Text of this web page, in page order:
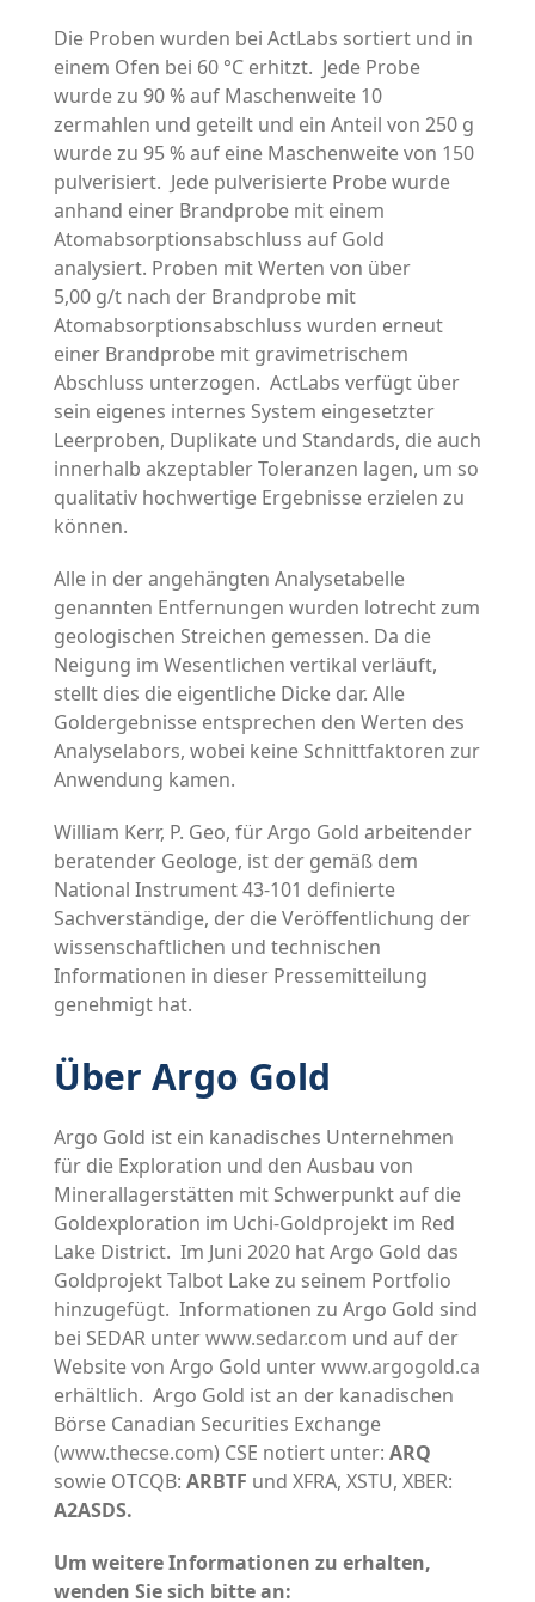
Die Proben wurden bei ActLabs sortiert und in
einem Ofen bei 60 °C erhitzt. Jede Probe
wurde zu 90 % auf Maschenweite 10
zermahlen und geteilt und ein Anteil von 250 g
wurde zu 95 % auf eine Maschenweite von 150
pulverisiert. Jede pulverisierte Probe wurde
anhand einer Brandprobe mit einem
Atomabsorptionsabschluss auf Gold
analysiert. Proben mit Werten von über
5,00 g/t nach der Brandprobe mit
Atomabsorptionsabschluss wurden erneut
einer Brandprobe mit gravimetrischem
Abschluss unterzogen. ActLabs verfügt über
sein eigenes internes System eingesetzter
Leerproben, Duplikate und Standards, die auch
innerhalb akzeptabler Toleranzen lagen, um so
qualitativ hochwertige Ergebnisse erzielen zu
können.
Alle in der angehängten Analysetabelle
genannten Entfernungen wurden lotrecht zum
geologischen Streichen gemessen. Da die
Neigung im Wesentlichen vertikal verläuft,
stellt dies die eigentliche Dicke dar. Alle
Goldergebnisse entsprechen den Werten des
Analyselabors, wobei keine Schnittfaktoren zur
Anwendung kamen.
William Kerr, P. Geo, für Argo Gold arbeitender
beratender Geologe, ist der gemäß dem
National Instrument 43-101 definierte
Sachverständige, der die Veröffentlichung der
wissenschaftlichen und technischen
Informationen in dieser Pressemitteilung
genehmigt hat.
Über Argo Gold
Argo Gold ist ein kanadisches Unternehmen
für die Exploration und den Ausbau von
Minerallagerstätten mit Schwerpunkt auf die
Goldexploration im Uchi-Goldprojekt im Red
Lake District. Im Juni 2020 hat Argo Gold das
Goldprojekt Talbot Lake zu seinem Portfolio
hinzugefügt. Informationen zu Argo Gold sind
bei SEDAR unterwww.sedar.com und auf der
Website von Argo Gold unterwww.argogold.ca
erhältlich. Argo Gold ist an der kanadischen
Börse Canadian Securities Exchange
(www.thecse.com) CSE notiert unter: ARQ
sowie OTCQB: ARBTF und XFRA, XSTU, XBER:
A2ASDS.
Um weitere Informationen zu erhalten,
wenden Sie sich bitte an: